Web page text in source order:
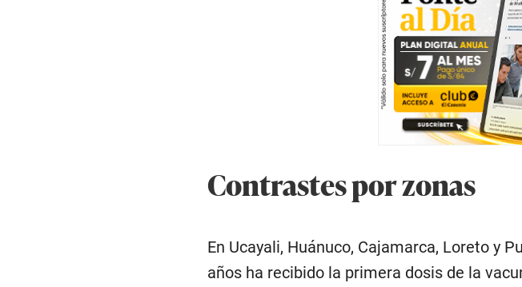
Contrastes por zonas
En Ucayali, Huánuco, Cajamarca, Loreto y
años ha recibido la primera dosis de la